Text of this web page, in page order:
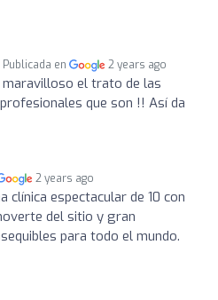
Publicada en 2 years ago
maravilloso el trato de las
que son !! Así da
2 years ago
clínica espectacular de 10 con
del sitio y gran
para todo el mundo.